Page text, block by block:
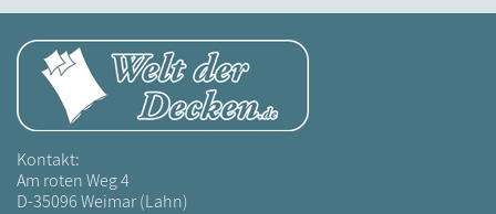
Kontakt:
Am roten Weg 4
D-35096 Weimar (Lahn)